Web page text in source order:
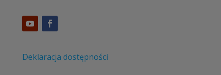
Deklaracja dostępności